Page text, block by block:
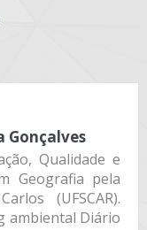
Gonçalves
Qualidade e
Geografia pela
(UFSCAR).
ambiental Diário